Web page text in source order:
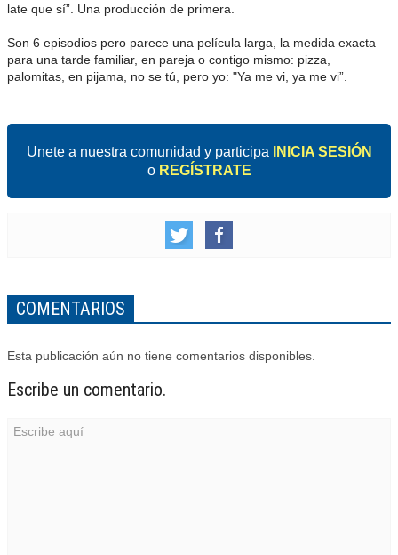
late que sí”. Una producción de primera.
Son 6 episodios pero parece una película larga, la medida exacta
para una tarde familiar, en pareja o contigo mismo: pizza,
palomitas, en pijama, no se tú, pero yo: "Ya me vi, ya me vi”.
Unete a nuestra comunidad y participa
INICIA SESIÓN
o REGÍSTRATE
COMENTARIOS
Esta publicación aún no tiene comentarios disponibles.
Escribe un comentario.